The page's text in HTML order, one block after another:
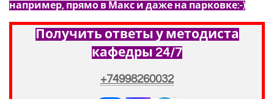
например, прямо в Макс и даже на парковке:-)
Получить ответы у методиста
кафедры 24/7
+74998260032